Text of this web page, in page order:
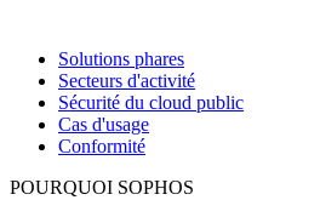
Solutions phares
Secteurs d'activité
Sécurité du cloud public
Cas d'usage
Conformité
POURQUOI SOPHOS